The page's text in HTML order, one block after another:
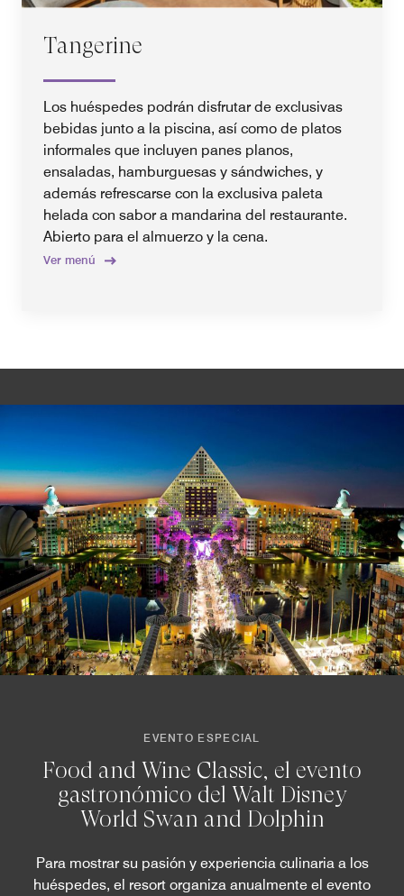
Tangerine
Los huéspedes podrán disfrutar de exclusivas
bebidas junto a la piscina, así como de platos
informales que incluyen panes planos,
ensaladas, hamburguesas y sándwiches, y
además refrescarse con la exclusiva paleta
helada con sabor a mandarina del restaurante.
Abierto para el almuerzo y la cena.
Ver menú
EVENTO ESPECIAL
Food and Wine Classic, el evento
gastronómico del Walt Disney
World Swan and Dolphin
Para mostrar su pasión y experiencia culinaria a los
huéspedes, el resort organiza anualmente el evento